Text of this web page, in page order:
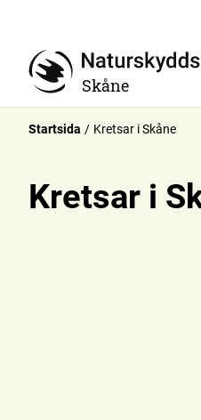
Skåne
Startsida Kretsar i Skåne
Kretsar i